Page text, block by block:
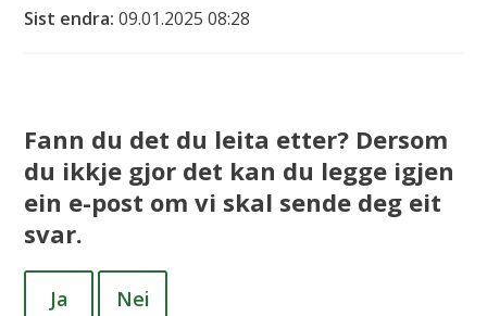
Sist endra 09.01.2025 08:28
Fann du det du leita etter? Dersom
du ikkje gjor det kan du legge igjen
ein e-post om vi skal sende deg eit
svar.
Ja Nei